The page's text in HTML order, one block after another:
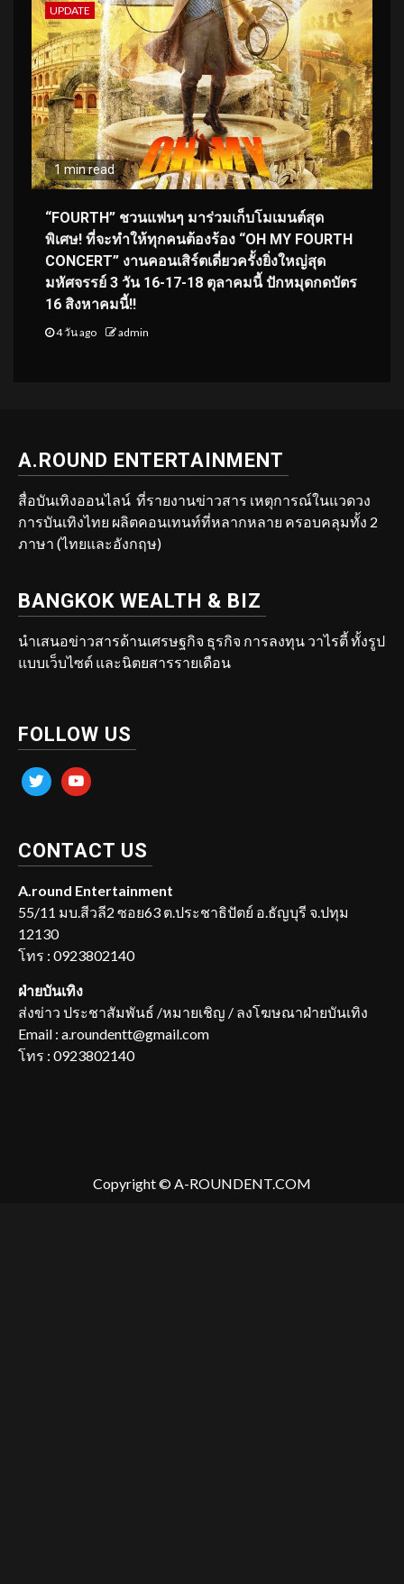
UPDATE
1 min read
“FOURTH” ชวนแฟนๆ มาร่วมเก็บโมเมนต์สุด
พิเศษ! ที่จะทำให้ทุกคนต้องร้อง “OH MY FOURTH
CONCERT” งานคอนเสิร์ตเดี่ยวครั้งยิ่งใหญ่สุด
มหัศจรรย์ 3 วัน 16-17-18 ตุลาคมนี้ ปักหมุดกดบัตร
16 สิงหาคมนี้!!
4 วัน ago admin
A.ROUND ENTERTAINMENT
สื่อบันเทิงออนไลน์ ที่รายงานข่าวสาร เหตุการณ์ในแวดวง
การบันเทิงไทย ผลิตคอนเทนท์ที่หลากหลาย ครอบคลุมทั้ง 2
ภาษา (ไทยและอังกฤษ)
BANGKOK WEALTH & BIZ
นำเสนอข่าวสารด้านเศรษฐกิจ ธุรกิจ การลงทุน วาไรตี้ ทั้งรูป
แบบเว็บไซต์ และนิตยสารรายเดือน
FOLLOW US
twitter youtube
CONTACT US
A.round Entertainment
55/11 มบ.สีวลี2 ซอย63 ต.ประชาธิปัตย์ อ.ธัญบุรี จ.ปทุม
12130
โทร : 0923802140
ฝ่ายบันเทิง
ส่งข่าว ประชาสัมพันธ์ /หมายเชิญ / ลงโฆษณาฝ่ายบันเทิง
Email : a.roundentt@gmail.com
โทร : 0923802140
Copyright © A-ROUNDENT.COM